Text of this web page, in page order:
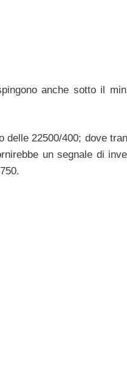
anche sotto il
delle 22500/400; dove
un segnale di